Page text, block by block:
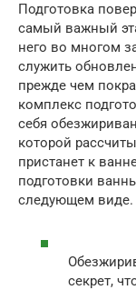
Подготовка
самый важный
него во многом
служить
прежде чем
комплекс
себя
которой
пристанет к
подготовки
следующем виде.
секрет,